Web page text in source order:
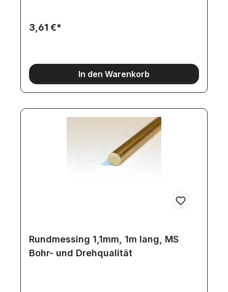
3,61 €*
In den Warenkorb
Rundmessing 1,1mm, 1m lang, MS
Bohr- und Drehqualität